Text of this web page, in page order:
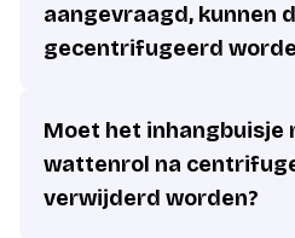
aangevraagd, kunnen
gecentrifugeerd
Moet het inhangbuisje
wattenrol na
verwijderd worden?